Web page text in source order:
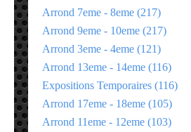
Arrond 7eme - 8eme (217)
Arrond 9eme - 10eme (217)
Arrond 3eme - 4eme (121)
Arrond 13eme - 14eme (116)
Expositions Temporaires (116)
Arrond 17eme - 18eme (105)
Arrond 11eme - 12eme (103)